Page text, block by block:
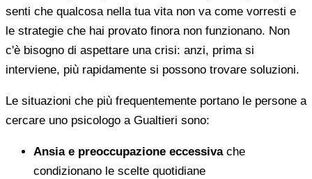
senti che qualcosa nella tua vita non va come vorresti e
le strategie che hai provato finora non funzionano. Non
c'è bisogno di aspettare una crisi: anzi, prima si
interviene, più rapidamente si possono trovare soluzioni.
Le situazioni che più frequentemente portano le persone a
cercare uno psicologo a Gualtieri sono:
Ansia e preoccupazione eccessivache
condizionano le scelte quotidiane